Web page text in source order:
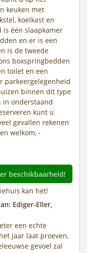
keuken met
koelkast en
is één slaapkamer
en er is een
is de tweede
boxspringbedden
toilet en een
parkeergelegenheid
binnen dit type
in onderstaand
kunt u
gevallen rekenen
welkom, -
beschikbaarheid!
kan het!
Ediger-Eller,
een echte
jaar laat proeven,
gevoel zal